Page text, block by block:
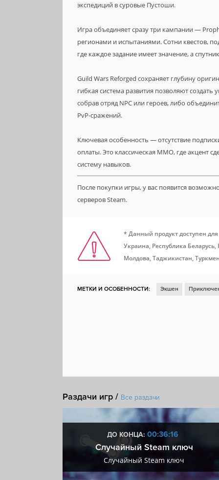
экспедиций в суровые Пустоши.
Игра объединяет сразу три кампании —
регионами и испытаниями. Сотни квестов,
где каждое задание имеет значение, а
Guild Wars Reforged сохраняет глубину
гибкая система развития позволяют
собрав отряд NPC или героев, либо
PvP-сражений.
Ключевая особенность — отсутствие
оплаты. Это классическая MMO, где акцент
систему навыков.
После покупки игры, у вас появится
серверов Steam.
* Данный продукт доступен
Украина, Республика
Молдова, Таджикистан,
МЕТКИ И ОСОБЕННОСТИ: Экшен
Раздачи игр / Все раздачи
ДО КОНЦА: 00:36:15
Случайный Steam ключ
Случайный Steam ключ